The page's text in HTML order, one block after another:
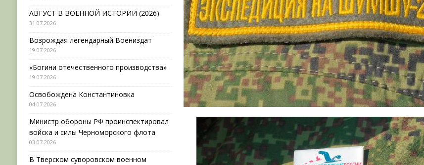
АВГУСТ В ВОЕННОЙ ИСТОРИИ (2026)
31.07.2026
Возрождая легендарный Воениздат
19.07.2026
«Богини отечественного производства»
19.07.2026
Освобождена Константиновка
04.07.2026
Министр обороны РФ проинспектировал
войска и силы Черноморского флота
03.07.2026
В Тверском суворовском военном